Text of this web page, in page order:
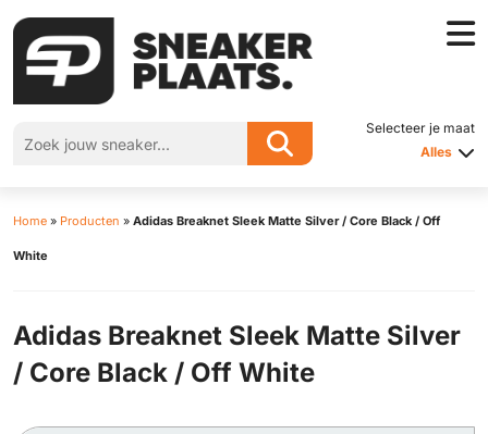
Selecteer je maat
Alles
Home » Producten » Adidas Breaknet Sleek Matte Silver / Core Black / Off
White
Adidas Breaknet Sleek Matte Silver
/ Core Black / Off White